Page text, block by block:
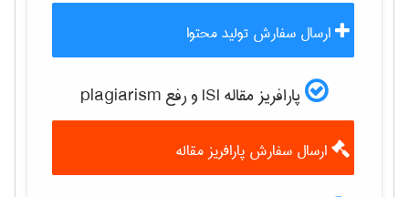
ارسال سفارش تولید محتوا
پارافریز مقاله ISI و رفع plagiarism
ارسال سفارش پارافریز مقاله